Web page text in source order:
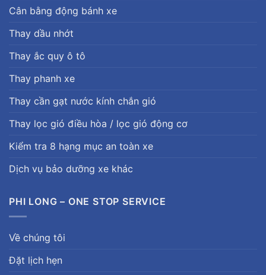
Cân bằng động bánh xe
Thay dầu nhớt
Thay ắc quy ô tô
Thay phanh xe
Thay cần gạt nước kính chắn gió
Thay lọc gió điều hòa / lọc gió động cơ
Kiểm tra 8 hạng mục an toàn xe
Dịch vụ bảo dưỡng xe khác
PHI LONG – ONE STOP SERVICE
Về chúng tôi
Đặt lịch hẹn